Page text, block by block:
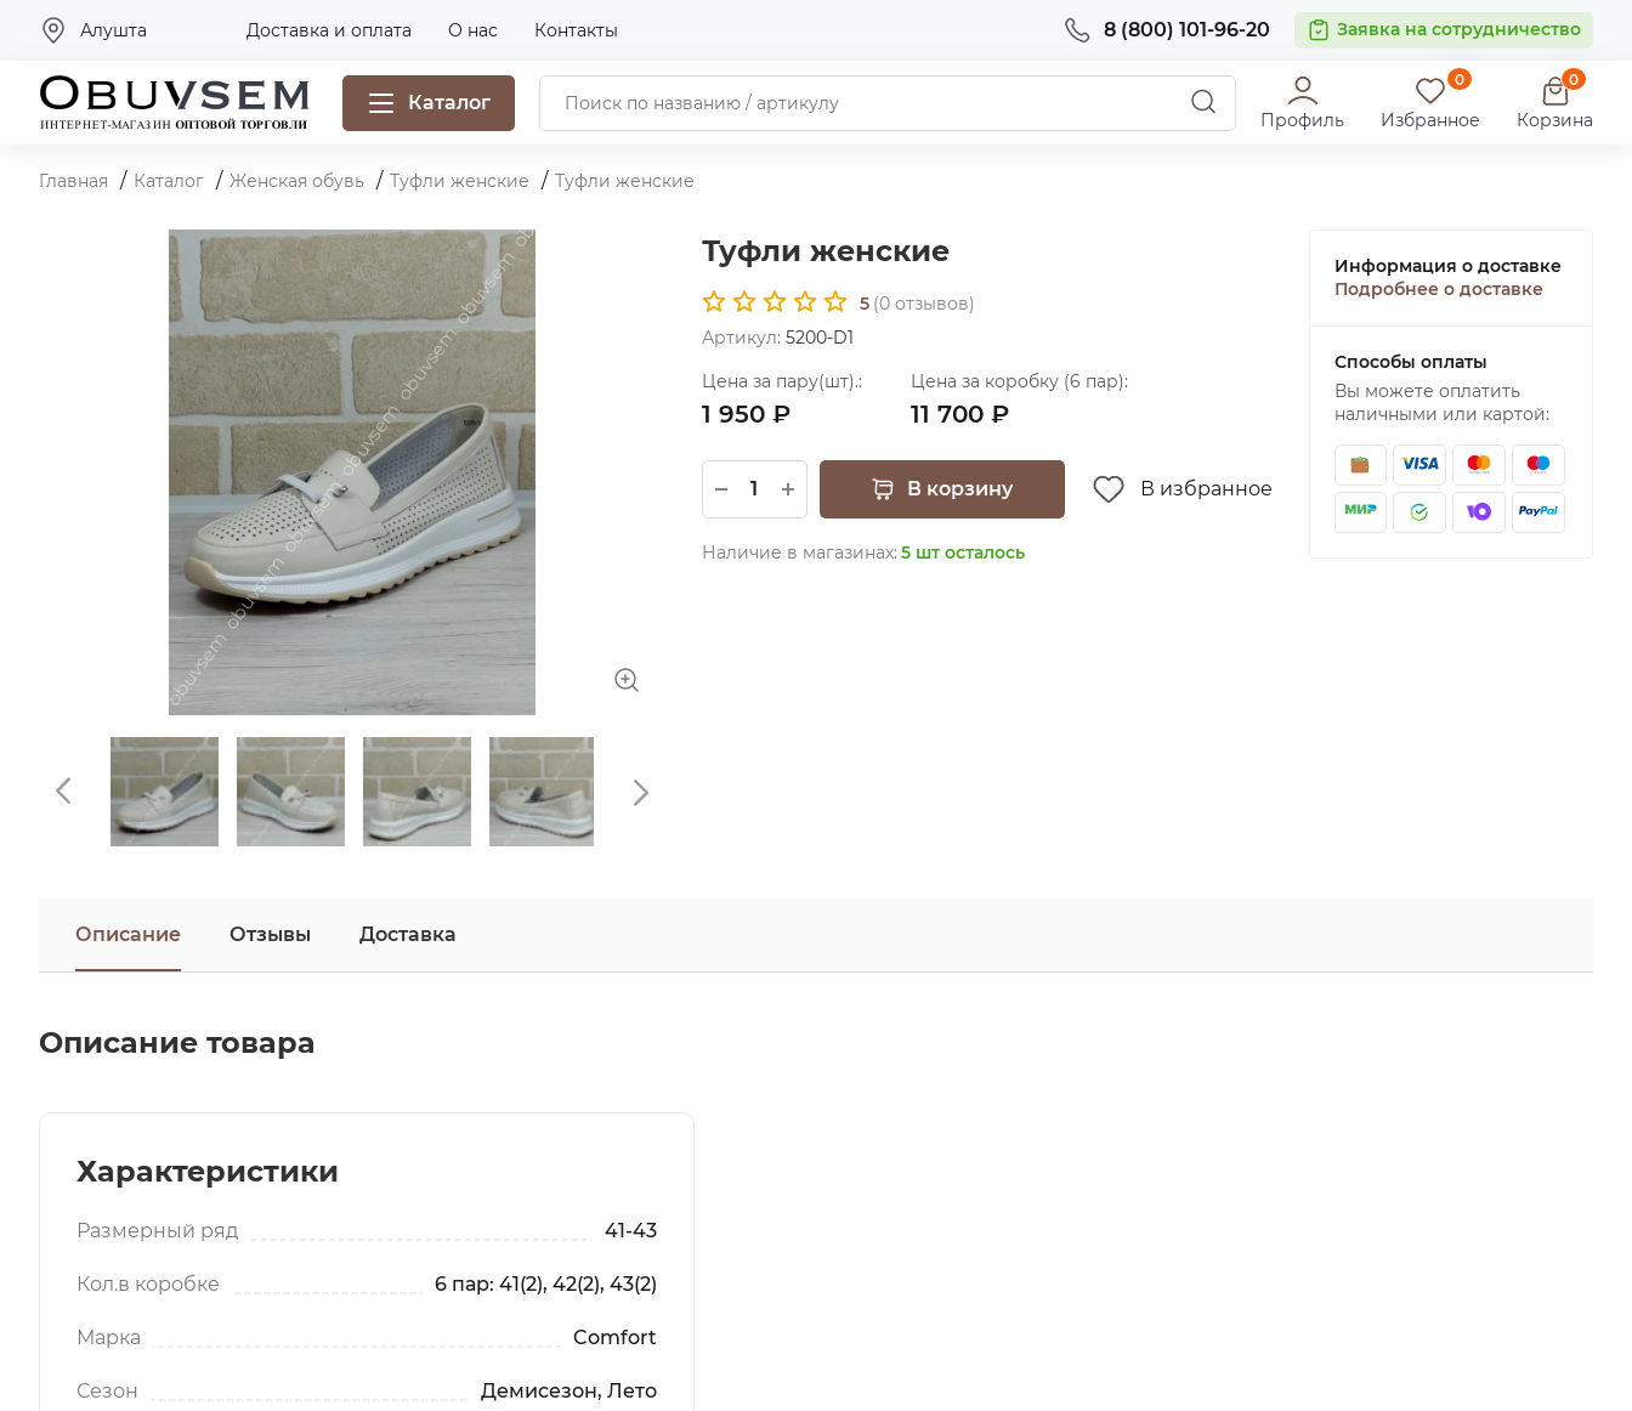
Алушта Доставка и оплата О нас Контакты 8 (800) 101-96-20 Заявка на сотрудничество
Каталог
Профиль
0
Избранное
0
Корзина
Главная Каталог Женская обувь Туфли женские Туфли женские
Туфли женские
5 (0отзывов)
Артикул: 5200-D1
Цена за пару(шт).:
1 950 ₽
Цена за коробку (6 пар):
11 700 ₽
В корзину В избранное
Наличие в магазинах: 5 шт осталось
Информация о доставке
Подробнее о доставке
Способы оплаты
Вы можете оплатить
наличными или картой:
Описание Отзывы Доставка
Описание товара
Характеристики
Размерный ряд 41-43
Кол.в коробке 6 пар: 41(2), 42(2), 43(2)
Марка Comfort
Сезон Демисезон, Лето